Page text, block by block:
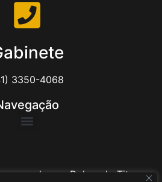
3350-4068
ao Delegado Tito